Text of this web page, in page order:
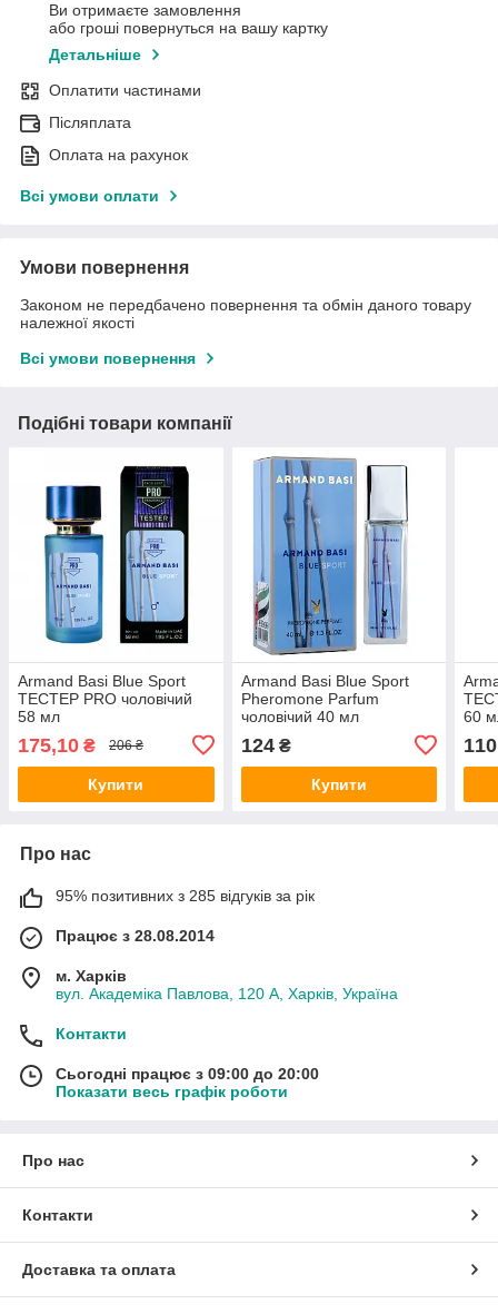
Ви отримаєте замовлення
або гроші повернуться на вашу картку
Детальніше
Оплатити частинами
Післяплата
Оплата на рахунок
Всі умови оплати
Умови повернення
Законом не передбачено повернення та обмін даного товару
належної якості
Всі умови повернення
Подібні товари компанії
Armand Basi Blue Sport
ТЕСТЕР PRO чоловічий
58 мл
175,10 ₴ 206 ₴
Купити
Armand Basi Blue Sport
Pheromone Parfum
чоловічий 40 мл
124₴
Купити
60
110
Про нас
95% позитивних з 285 відгуків за рік
Працює з 28.08.2014
м. Харків
вул. Академіка Павлова, 120 А, Харків, Україна
Контакти
Сьогодні працює з 09:00 до 20:00
Показати весь графік роботи
Про нас
Контакти
Доставка та оплата